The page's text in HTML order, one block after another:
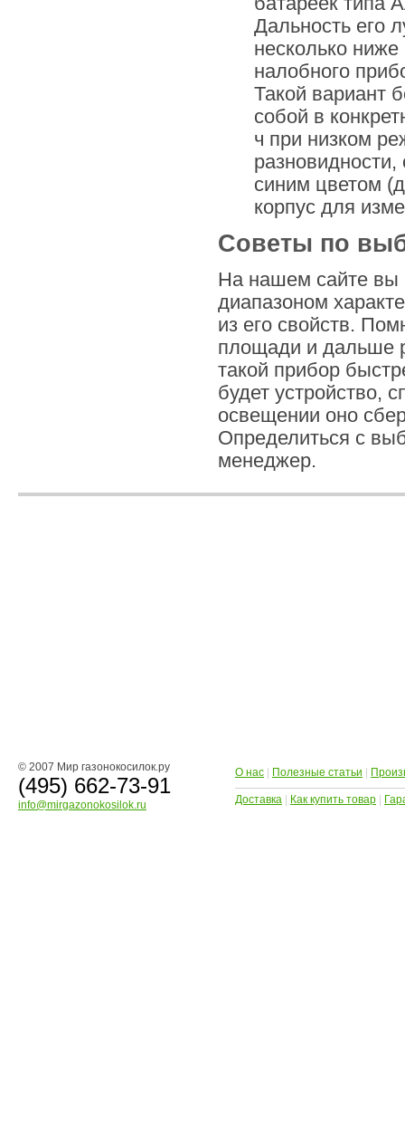
Дальность его
несколько
налобного
Такой вариант
собой в
ч при низком
синим цветом
корпус для
Советы по
На нашем сайте вы
диапазоном
из его свойств.
площади и дальше
такой прибор
будет устройство,
освещении оно
Определиться с
менеджер.
© 2007 Мир газонокосилок.ру
(495) 662-73-91
info@mirgazonokosilok.ru
О нас Полезные статьи
Доставка Как купить товар